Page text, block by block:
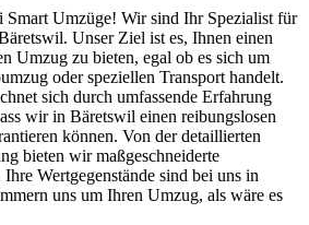
Umzüge! Wir sind Ihr Spezialist für
Unser Ziel ist es, Ihnen einen
Umzug zu bieten, egal ob es sich um
oder speziellen Transport handelt.
sich durch umfassende Erfahrung
wir in Bäretswil einen reibungslosen
können. Von der detaillierten
bieten wir maßgeschneiderte
Wertgegenstände sind bei uns in
uns um Ihren Umzug, als wäre es